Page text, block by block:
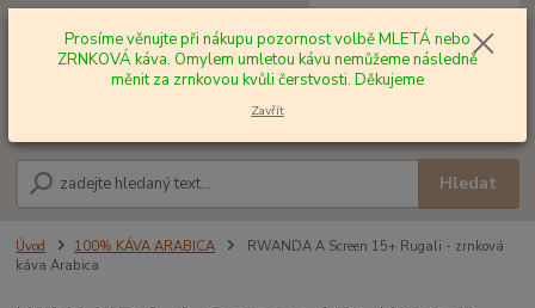
Hledat
+420 602 577 209 za0,00 Kč
Úvod 100% KÁVA ARABICA
RWANDA A Screen 15+ Rugali - zrnková
káva Arabica
Prosíme věnujte při nákupu pozornost volbě MLETÁ nebo
ZRNKOVÁ káva. Omylem umletou kávu nemůžeme následně
měnit za zrnkovou kvůli čerstvosti. Děkujeme
Zavřít